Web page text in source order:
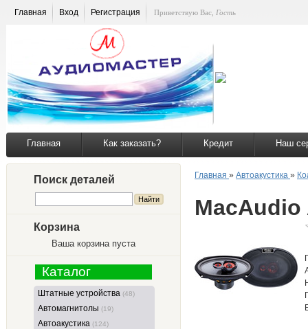
Главная Вход Регистрация Приветствую Вас Гость
Главная Как заказать? Кредит Наш
Поиск деталей
Корзина
Ваша корзина пуста
Каталог
Штатные устройства (48)
Автомагнитолы (19)
Автоакустика (124)
Главная » Автоакустика »
MacAudio